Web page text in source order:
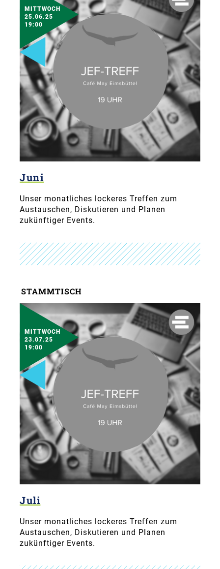
MITTWOCH
25.06.25
19:00
Juni
Unser monatliches lockeres Treffen zum
Austauschen, Diskutieren und Planen
zukünftiger Events.
STAMMTISCH
MITTWOCH
23.07.25
19:00
Juli
Unser monatliches lockeres Treffen zum
Austauschen, Diskutieren und Planen
zukünftiger Events.